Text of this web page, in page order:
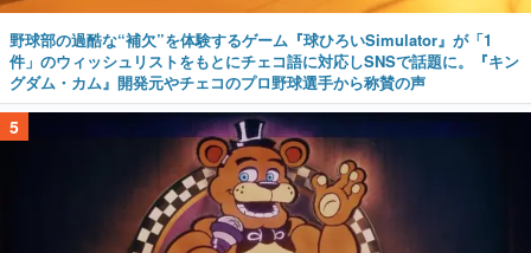
野球部の過酷な“補欠”を体験するゲーム『球ひろいSimulator』が「1
件」のウィッシュリストをもとにチェコ語に対応しSNSで話題に。『キン
グダム・カム』開発元やチェコのプロ野球選手から称賛の声
5